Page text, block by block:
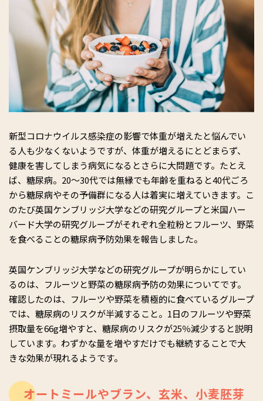
新型コロナウイルス感染症の影響で体重が増えたと悩んでい
る人も少なくないようですが、体重が増えるにとどまらず、
健康を害してしまう病気になるとさらに大問題です。たとえ
ば、糖尿病。20～30代では無縁でも年齢を重ねると40代ごろ
から糖尿病やその予備群になる人は着実に増えていきます。こ
のたび英国ケンブリッジ大学などの研究グループと米国ハー
バード大学の研究グループがそれぞれ全粒粉とフルーツ、野菜
を食べることの糖尿病予防効果を報告しました。
英国ケンブリッジ大学などの研究グループが明らかにしてい
るのは、フルーツと野菜の糖尿病予防の効果についてです。
確認したのは、フルーツや野菜を積極的に食べているグループ
では、糖尿病のリスクが半減すること。1日のフルーツや野菜
摂取量を66g増やすと、糖尿病のリスクが25％減少すると説明
しています。わずかな量を増やすだけでも継続することで大
きな効果が現れるようです。
オートミールやブラン、玄米、小麦胚芽